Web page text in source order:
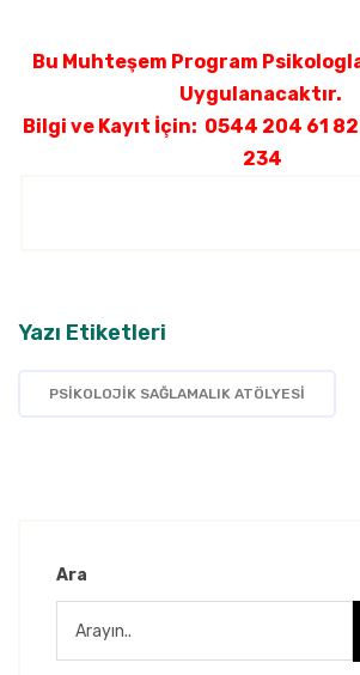
Bu Muhteşem Program
Uygulanacaktır.
Bilgi ve Kayıt İçin: 0544 204 61
234
Yazı Etiketleri
PSIKOLOJIK SAĞLAMALIK ATÖLYESI
Ara